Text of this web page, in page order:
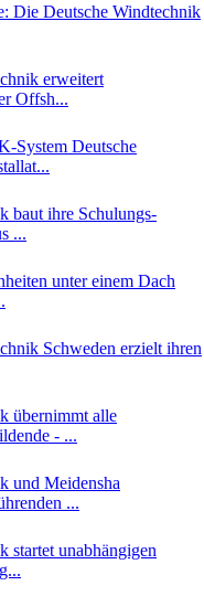
Die Deutsche Windtechnik
erweitert
Offsh...
System Deutsche
baut ihre Schulungs-
...
unter einem Dach
Schweden erzielt ihren
übernimmt alle
- ...
und Meidensha
...
startet unabhängigen